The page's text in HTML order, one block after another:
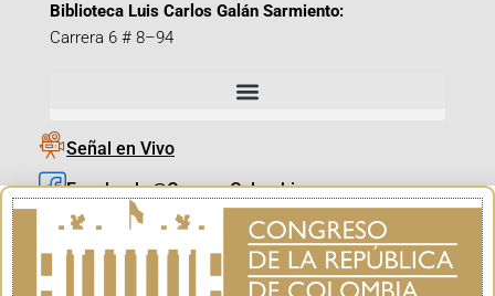
Biblioteca Luis Carlos Galán Sarmiento:
Carrera 6 # 8–94
Señal en Vivo
Facebook_@CamaraColombia
Instagram_@CamaraColombia
X_@CamaraColombia